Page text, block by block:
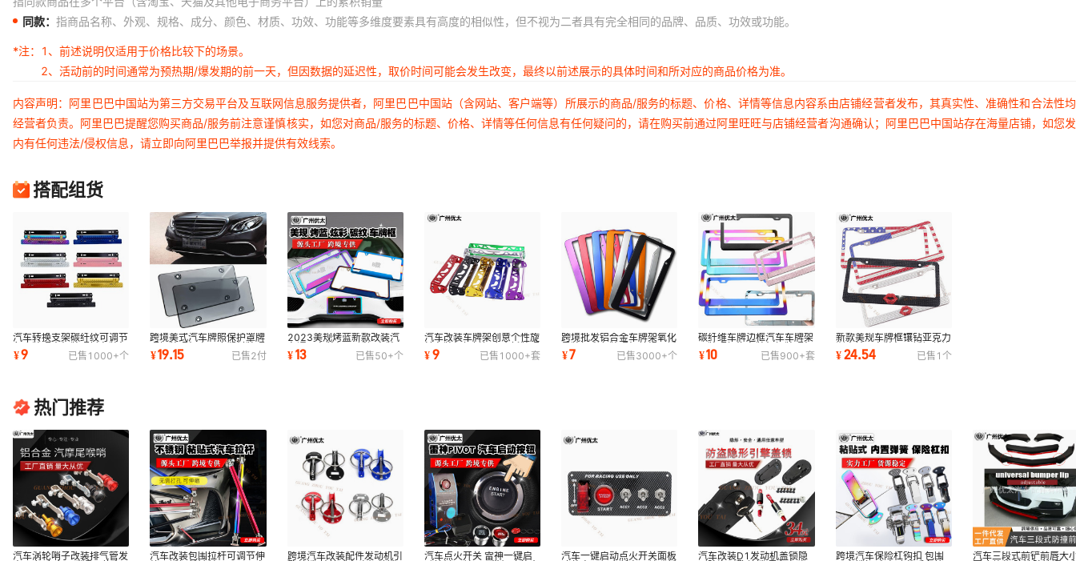
同款： 指商品名称、外观、规格、成分、颜色、材质、功效、功能等多维度要素具有高度的相似性，但不视为二者具有完全相同的品牌、品质、功效或功能。
*注：
1、前述说明仅适用于价格比较下的场景。
2、活动前的时间通常为预热期/爆发期的前一天，但因数据的延迟性，取价时间可能会发生改变，最终以前述展示的具体时间和所对应的商品价格为准。
内容声明：阿里巴巴中国站为第三方交易平台及互联网信息服务提供者，阿里巴巴中国站（含网站、客户端等）所展示的商品/服务的标题、价格、详情等信息内容系由店铺经营者发布，其真实性、准确性和合法性
经营者负责。阿里巴巴提醒您购买商品/服务前注意谨慎核实，如您对商品/服务的标题、价格、详情等任何信息有任何疑问的，请在购买前通过阿里旺旺与店铺经营者沟通确认；阿里巴巴中国站存在海量店铺，如您
内有任何违法/侵权信息，请立即向阿里巴巴举报并提供有效线索。
搭配组货
汽车转换支架碳纤纹可调节
角度牌照支架牌照托车牌架
汽车配件用品
¥9 已售 1000+个
跨境美式汽车牌照保护罩牌
照框牌照架高强度塑料牌照
保护厂家直供
¥19.15 已售2付
2023美规烤蓝新款改装汽
车通用车牌架 不锈钢车牌
框汽车装饰用品
¥13 已售50+个
汽车改装车牌架创意个性旋
转车牌架框托铝合金托牌照
可调节车牌框
¥9 已售 1000+套
跨境批发铝合金车牌架氧化
号牌框彩色牌照架美规不锈
钢ABS车牌架
¥7 已售3000+个
碳纤维车牌边框汽车车牌架
子牌照框汽车牌架框牌照架
套新交规通用
¥10 已售900+套
新款美规车牌框镶钻亚克力
渐变钻石车牌架不锈钢装饰
蝴蝶结车牌框
¥24.54 已售 1 个
热门推荐
汽车涡轮哨子改装排气管发
汽车改装包围拉杆可调节伸
跨境汽车改装配件发动机引
汽车点火开关 雷神一键启
汽车一键启动点火开关面板
汽车改装D1发动机盖锁隐
跨境汽车保险杠钩扣 包围
汽车三段式前铲前唇大